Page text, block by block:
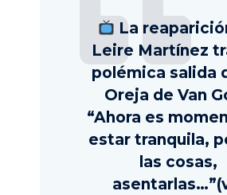
La
Leire Martínez
polémica salida
Oreja de Van
“Ahora es
estar tranquila,
las cosas,